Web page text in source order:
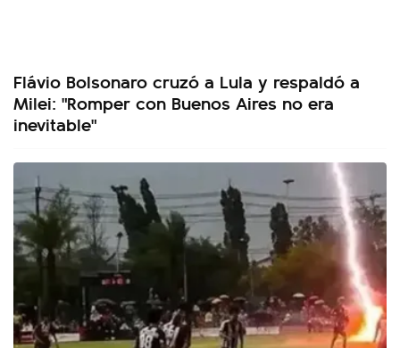
Flávio Bolsonaro cruzó a Lula y respaldó a
Milei: "Romper con Buenos Aires no era
inevitable"